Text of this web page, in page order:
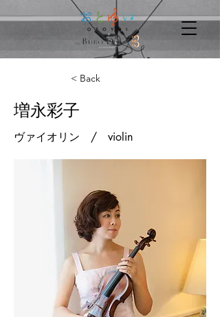
< Back
増永彩子
ヴァイオリン / violin